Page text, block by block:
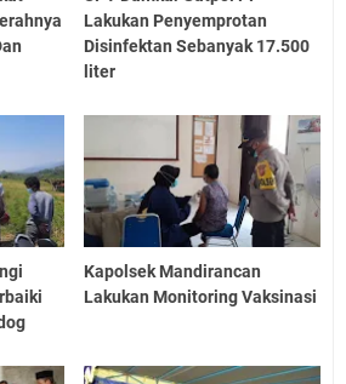
Lakukan Penyemprotan
Disinfektan Sebanyak 17.500
liter
Kapolsek Mandirancan
Lakukan Monitoring Vaksinasi